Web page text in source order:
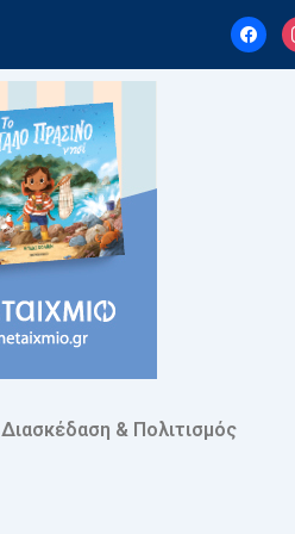
Διασκέδαση & Πολιτισμός